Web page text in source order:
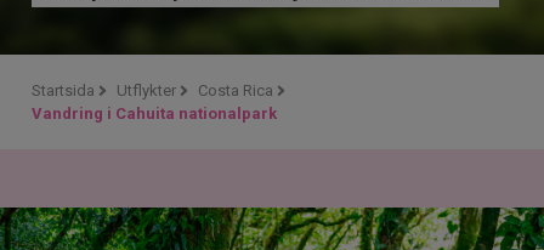
Startsida Utflykter
Costa Rica
Vandring i Cahuita nationalpark